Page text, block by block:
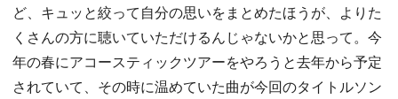
ど、キュッと絞って自分の思いをまとめたほうが、よりた
くさんの方に聴いていただけるんじゃないかと思って。今
年の春にアコースティックツアーをやろうと去年から予定
されていて、その時に温めていた曲が今回のタイトルソン